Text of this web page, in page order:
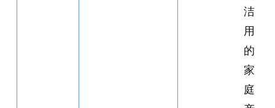
洁
用
的
家
庭